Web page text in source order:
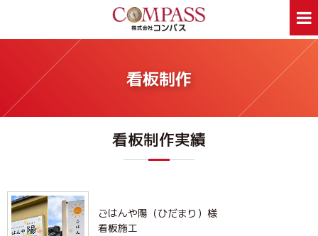
ホーム
ウェアプリント
資料ダウンロード
外部スタッフ募集
サイトマップ
看板制作
看板制作実績
ごはんや陽（ひだまり）様
看板施工